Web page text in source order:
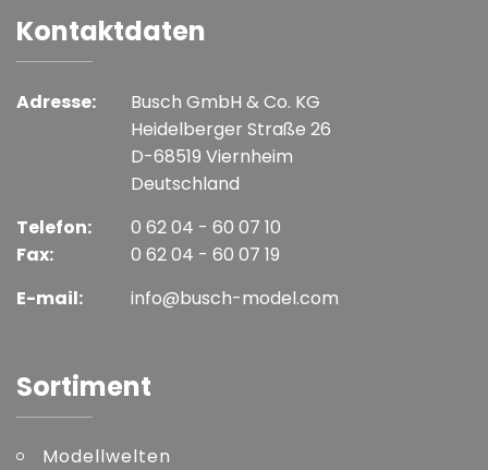
Kontaktdaten
Adresse:
Busch GmbH & Co. KG
Heidelberger Straße 26
D-68519 Viernheim
Deutschland
Telefon:
Fax:
0 62 04 - 60 07 10
0 62 04 - 60 07 19
E-mail:
info@busch-model.com
Sortiment
Modellwelten